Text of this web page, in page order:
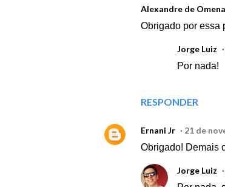
Alexandre de Omena
Obrigado por essa
RESPONDER
Jorge Luiz
Por nada!
Ernani Jr
21 de
Obrigado! Demais
Jorge Luiz